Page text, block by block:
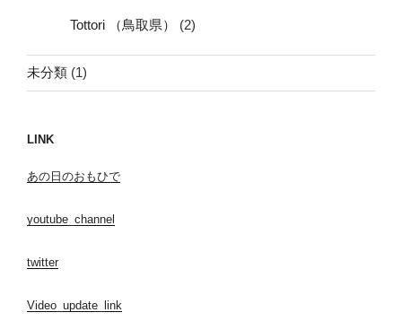
Tottori （鳥取県） (2)
未分類 (1)
LINK
あの日のおもひで
youtube_channel
twitter
Video_update_link